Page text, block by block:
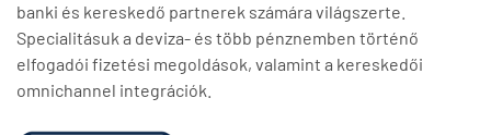
banki és kereskedő partnerek számára világszerte.
Specialitásuk a deviza- és több pénznemben történő
elfogadói fizetési megoldások, valamint a kereskedői
omnichannel integrációk.